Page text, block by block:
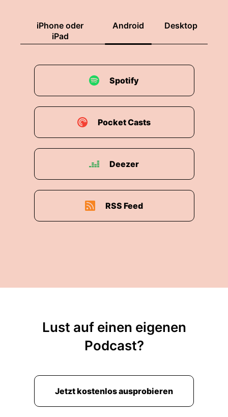
iPhone oder
iPad
Android Desktop
Spotify
Pocket Casts
Deezer
RSS Feed
Lust auf einen eigenen
Podcast?
Jetzt kostenlos ausprobieren